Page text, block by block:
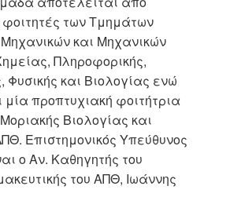
των Τμημάτων
και Μηχανικών
Πληροφορικής,
Φυσικής και Βιολογίας ενώ
μία προπτυχιακή φοιτήτρια
Βιολογίας και
Επιστημονικός Υπεύθυνος
ο Αν. Καθηγητής του
του ΑΠΘ, Ιωάννης